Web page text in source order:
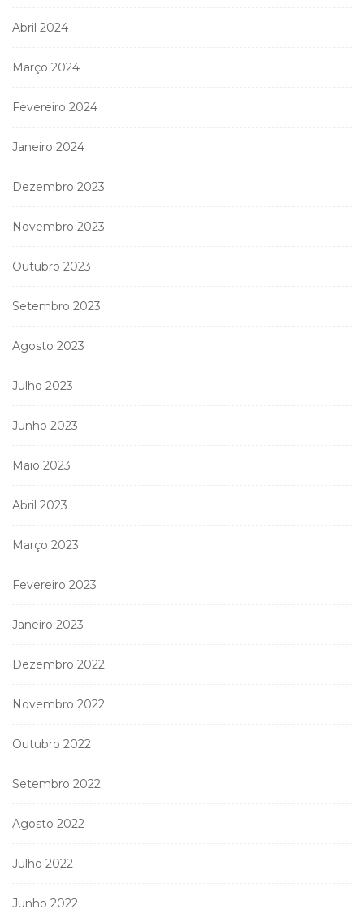
Abril 2024
Março 2024
Fevereiro 2024
Janeiro 2024
Dezembro 2023
Novembro 2023
Outubro 2023
Setembro 2023
Agosto 2023
Julho 2023
Junho 2023
Maio 2023
Abril 2023
Março 2023
Fevereiro 2023
Janeiro 2023
Dezembro 2022
Novembro 2022
Outubro 2022
Setembro 2022
Agosto 2022
Julho 2022
Junho 2022